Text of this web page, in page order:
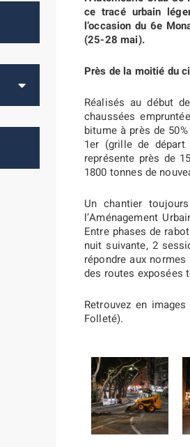
ce tracé urbain
l’occasion du 6e
(25-28 mai).
Près de la moitié du
Réalisés au début
chaussées
bitume à près de
1er (grille de
représente près de
1800 tonnes de
Un chantier
l’Aménagement
Entre phases de
nuit suivante, 2
répondre aux
des routes exposées
Retrouvez en
Folleté).